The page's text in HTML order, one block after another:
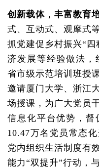
创新载体，丰富教育
式、互动式、观摩式
抓党建促乡村振兴“
济发展等经验做法，
省市级示范培训班授
邀请厦门大学、浙江
场授课，为广大党员
信息化平台优势，督
10.47万名党员常态
党内组织生活制度有
能力“双提升”行动，